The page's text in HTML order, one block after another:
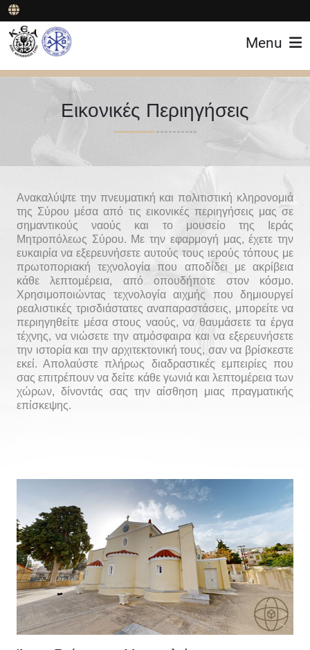
Menu
Εικονικές Περιηγήσεις
Ανακαλύψτε την πνευματική και πολιτιστική κληρονομιά
της Σύρου μέσα από τις εικονικές περιηγήσεις μας σε
σημαντικούς ναούς και το μουσείο της Ιεράς
Μητροπόλεως Σύρου. Με την εφαρμογή μας, έχετε την
ευκαιρία να εξερευνήσετε αυτούς τους ιερούς τόπους με
πρωτοποριακή τεχνολογία που αποδίδει με ακρίβεια
κάθε λεπτομέρεια, από οπουδήποτε στον κόσμο.
Χρησιμοποιώντας τεχνολογία αιχμής που δημιουργεί
ρεαλιστικές τρισδιάστατες αναπαραστάσεις, μπορείτε να
περιηγηθείτε μέσα στους ναούς, να θαυμάσετε τα έργα
τέχνης, να νιώσετε την ατμόσφαιρα και να εξερευνήσετε
την ιστορία και την αρχιτεκτονική τους, σαν να βρίσκεστε
εκεί. Απολαύστε πλήρως διαδραστικές εμπειρίες που
σας επιτρέπουν να δείτε κάθε γωνιά και λεπτομέρεια των
χώρων, δίνοντάς σας την αίσθηση μιας πραγματικής
επίσκεψης.